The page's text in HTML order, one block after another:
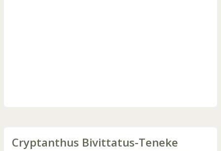
Cryptanthus Bivittatus-Teneke